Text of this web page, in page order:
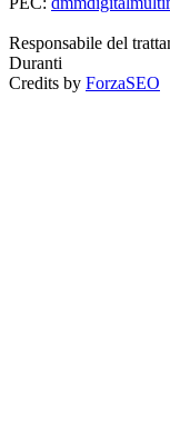
Responsabile del
Duranti
Credits by ForzaSEO